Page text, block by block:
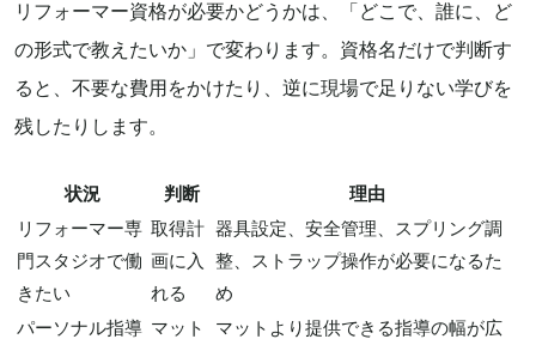
リフォーマー資格が必要かどうかは、「どこで、誰に、ど
の形式で教えたいか」で変わります。資格名だけで判断す
ると、不要な費用をかけたり、逆に現場で足りない学びを
残したりします。
状況 判断
理由
リフォーマー専
門スタジオで働
きたい
取得計
画に入
れる
器具設定、安全管理、スプリング調
整、ストラップ操作が必要になるた
め
パーソナル指導 マット
マットより提供できる指導の幅が広